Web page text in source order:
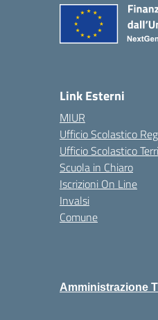
Link Esterni
MIUR
Ufficio Scolastico
Ufficio Scolastico
Scuola in Chiaro
Iscrizioni On Line
Invalsi
Comune
Amministrazione